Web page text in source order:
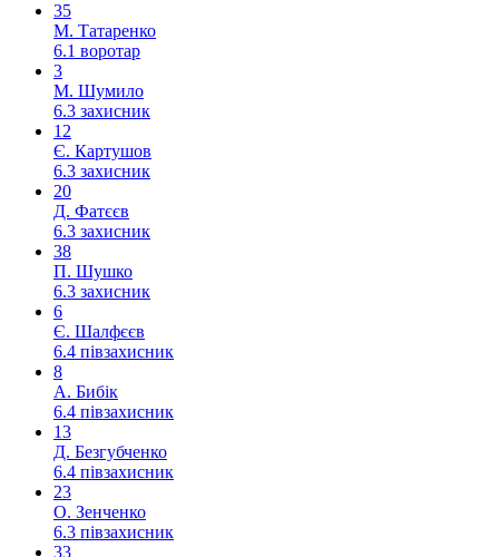
35
М. Татаренко
6.1 воротар
3
М. Шумило
6.3 захисник
12
Є. Картушов
6.3 захисник
20
Д. Фатєєв
6.3 захисник
38
П. Шушко
6.3 захисник
6
Є. Шалфєєв
6.4 півзахисник
8
А. Бибік
6.4 півзахисник
13
Д. Безгубченко
6.4 півзахисник
23
О. Зенченко
6.3 півзахисник
33